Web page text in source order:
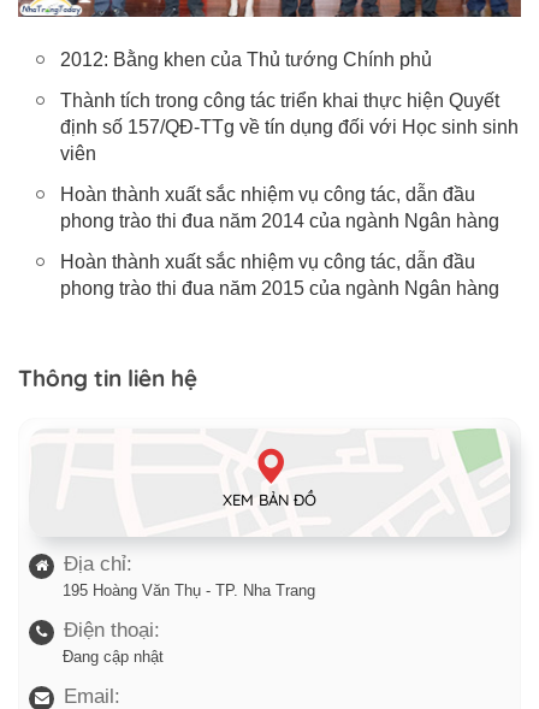
2012: Bằng khen của Thủ tướng Chính phủ
Thành tích trong công tác triển khai thực hiện Quyết
định số 157/QĐ-TTg về tín dụng đối với Học sinh sinh
viên
Hoàn thành xuất sắc nhiệm vụ công tác, dẫn đầu
phong trào thi đua năm 2014 của ngành Ngân hàng
Hoàn thành xuất sắc nhiệm vụ công tác, dẫn đầu
phong trào thi đua năm 2015 của ngành Ngân hàng
Thông tin liên hệ
XEM BẢN ĐỒ
Địa chỉ:
195 Hoàng Văn Thụ - TP. Nha Trang
Điện thoại:
Đang cập nhật
Email: